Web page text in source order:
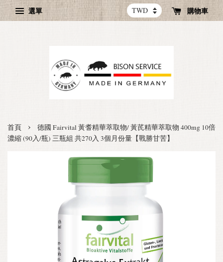
選單 購物車
首頁 ›
德國 Fairvital 黃耆精華萃取物/ 黃芪精華萃取物 400mg 10倍
濃縮 (90入/瓶) 三瓶組 共270入 3個月份量【戰勝甘苦】